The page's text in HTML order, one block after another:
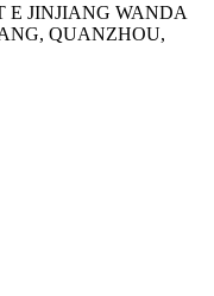
E JINJIANG WANDA
QUANZHOU,